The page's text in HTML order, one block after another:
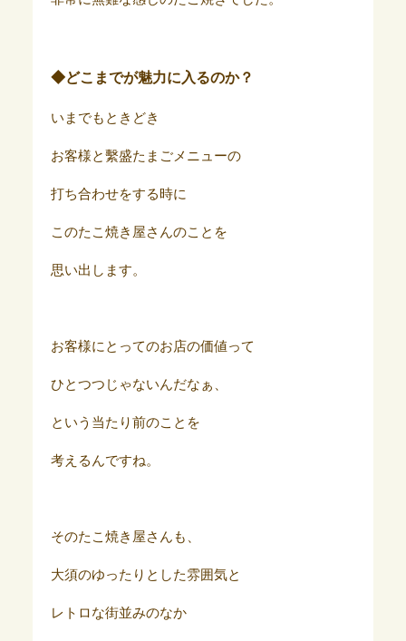
◆どこまでが魅力に入るのか？
いまでもときどき
お客様と繫盛たまごメニューの
打ち合わせをする時に
このたこ焼き屋さんのことを
思い出します。
お客様にとってのお店の価値って
ひとつつじゃないんだなぁ、
という当たり前のことを
考えるんですね。
そのたこ焼き屋さんも、
大須のゆったりとした雰囲気と
レトロな街並みのなか